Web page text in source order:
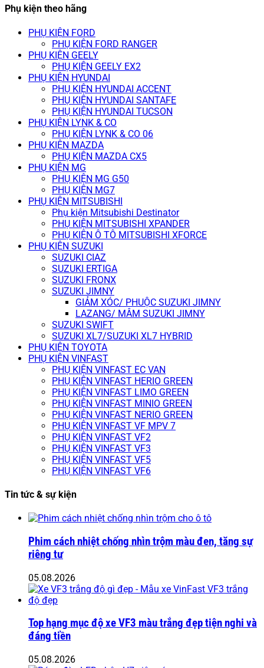
Phụ kiện theo hãng
PHỤ KIỆN FORD
PHỤ KIỆN FORD RANGER
PHỤ KIỆN GEELY
PHỤ KIỆN GEELY EX2
PHỤ KIỆN HYUNDAI
PHỤ KIỆN HYUNDAI ACCENT
PHỤ KIỆN HYUNDAI SANTAFE
PHỤ KIỆN HYUNDAI TUCSON
PHỤ KIỆN LYNK & CO
PHỤ KIỆN LYNK & CO 06
PHỤ KIỆN MAZDA
PHỤ KIỆN MAZDA CX5
PHỤ KIỆN MG
PHỤ KIỆN MG G50
PHỤ KIỆN MG7
PHỤ KIỆN MITSUBISHI
Phụ kiện Mitsubishi Destinator
PHỤ KIỆN MITSUBISHI XPANDER
PHỤ KIỆN Ô TÔ MITSUBISHI XFORCE
PHỤ KIỆN SUZUKI
SUZUKI CIAZ
SUZUKI ERTIGA
SUZUKI FRONX
SUZUKI JIMNY
GIẢM XÓC/ PHUỘC SUZUKI JIMNY
LAZANG/ MÂM SUZUKI JIMNY
SUZUKI SWIFT
SUZUKI XL7/SUZUKI XL7 HYBRID
PHỤ KIỆN TOYOTA
PHỤ KIỆN VINFAST
PHỤ KIỆN VINFAST EC VAN
PHỤ KIỆN VINFAST HERIO GREEN
PHỤ KIỆN VINFAST LIMO GREEN
PHỤ KIỆN VINFAST MINIO GREEN
PHỤ KIỆN VINFAST NERIO GREEN
PHỤ KIỆN VINFAST VF MPV 7
PHỤ KIỆN VINFAST VF2
PHỤ KIỆN VINFAST VF3
PHỤ KIỆN VINFAST VF5
PHỤ KIỆN VINFAST VF6
Tin tức & sự kiện
Phim cách nhiệt chống nhìn trộm màu đen, tăng sự
riêng tư
05.08.2026
Top hạng mục độ xe VF3 màu trắng đẹp tiện nghi và
đáng tiền
05.08.2026